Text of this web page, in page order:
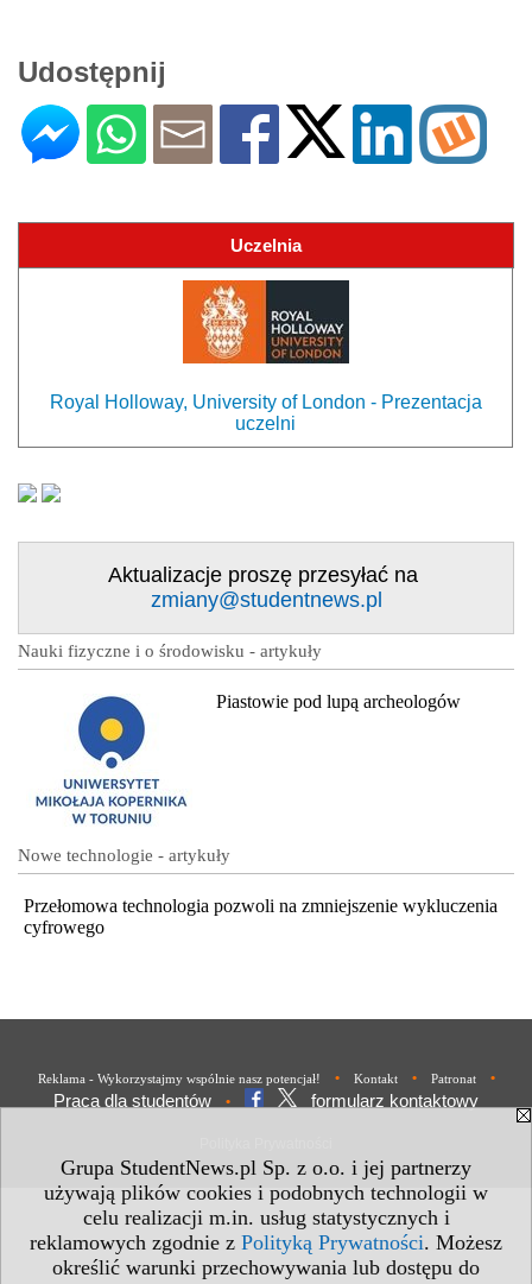
Grupa StudentNews.pl Sp. z o.o. i jej partnerzy
używają plików cookies i podobnych technologii w
celu realizacji m.in. usług statystycznych i
reklamowych zgodnie z Polityką Prywatności. Możesz
określić warunki przechowywania lub dostępu do
Udostępnij
Uczelnia
Royal Holloway, University of London - Prezentacja
uczelni
Aktualizacje proszę przesyłać na
zmiany@studentnews.pl
Nauki fizyczne i o środowisku - artykuły
Piastowie pod lupą archeologów
Nowe technologie - artykuły
Przełomowa technologia pozwoli na zmniejszenie wykluczenia
cyfrowego
Reklama - Wykorzystajmy wspólnie nasz potencjał! • Kontakt • Patronat •
Praca dla studentów • formularz kontaktowy